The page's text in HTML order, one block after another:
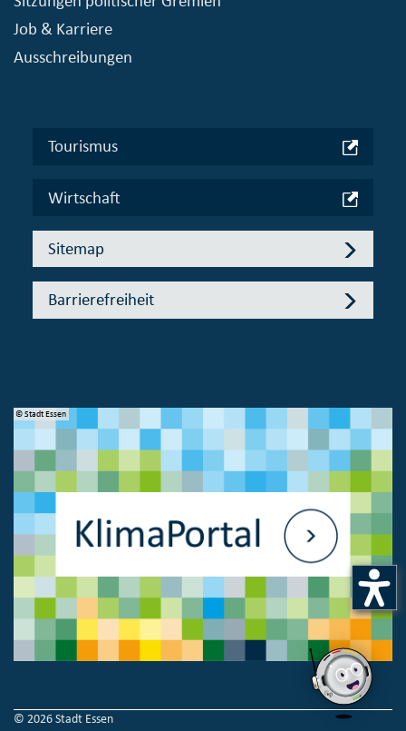
Job & Karriere
Ausschreibungen
Tourismus
Wirtschaft
Sitemap
Barrierefreiheit
© Stadt Essen
© 2026 Stadt Essen